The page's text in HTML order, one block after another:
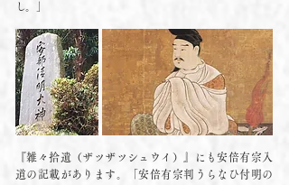
し。」
『雑々拾遺（ザツザツシュウイ）』にも安倍有宗入
道の記載があります。「安倍有宗判うらなひ付明の